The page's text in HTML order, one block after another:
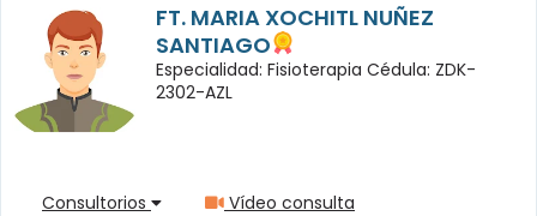
FT. MARIA XOCHITL NUÑEZ
SANTIAGO
Especialidad: Fisioterapia Cédula: ZDK-
2302-AZL
Consultorios Vídeo consulta